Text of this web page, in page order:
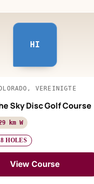
HI
VEREINIGTE
Sky Disc Golf Course
km W
HOLES
View Course